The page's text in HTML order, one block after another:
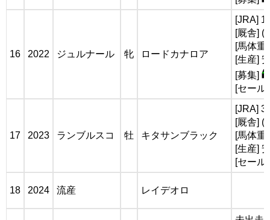
16 2022 ジュルナール 牝 ロードカナロア
[JRA]
[厩舎] (
[馬体重
[生産]
[募集]
[セール
17 2023 ランブルスコ 牡 キタサンブラック
[JRA] 3
[厩舎] (
[馬体重
[生産]
[セール
18 2024 流産 レイデオロ